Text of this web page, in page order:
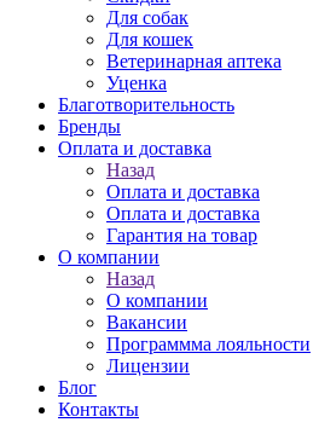
Для собак
Для кошек
Ветеринарная аптека
Уценка
Благотворительность
Бренды
Оплата и доставка
Назад
Оплата и доставка
Оплата и доставка
Гарантия на товар
О компании
Назад
О компании
Вакансии
Программма лояльности
Лицензии
Блог
Контакты